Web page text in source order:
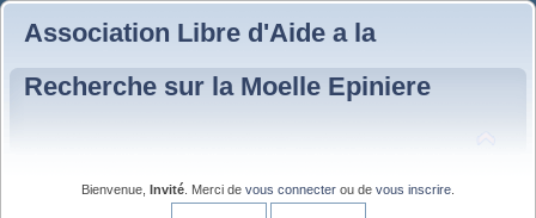
Association Libre d'Aide a la
Recherche sur la Moelle Epiniere
Bienvenue, Invité . Merci de vous connecter ou de vous inscrire